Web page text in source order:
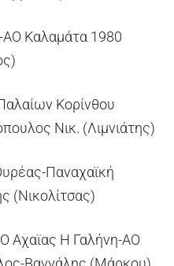
Καλαμάτα 1980
Κορίνθου
Νικ. (Λιμνιάτης)
Παναχαϊκή
(Νικολίτσας)
Αχαϊας Η Γαλήνη-ΑΟ